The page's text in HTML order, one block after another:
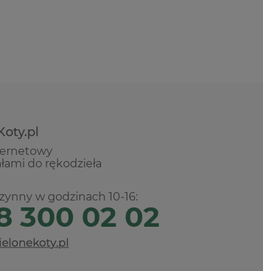
do rękodzieła
w godzinach 10-16:
300 02 02